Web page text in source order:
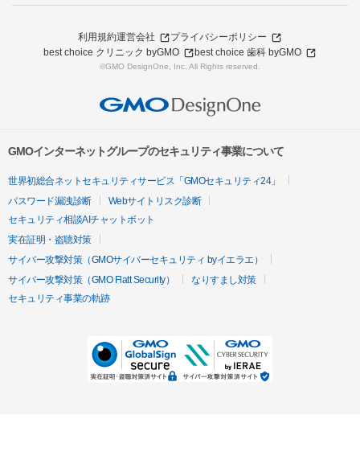
利用規約運営会社
プライバシーポリシー
best choice クリニック byGMO
best choice 歯科 byGMO
©GMO DesignOne, Inc. All Rights reserved.
GMOインターネットグループのセキュリティ事業について
世界初総合ネットセキュリティサービス「GMOセキュリティ24」
パスワード漏洩診断
Webサイトリスク診断
セキュリティ相談AIチャットボット
実在証明・盗聴対策
サイバー攻撃対策（GMOサイバーセキュリティ byイエラエ）
サイバー攻撃対策（GMO Flatt Security）
なりすまし対策
セキュリティ事業の軌跡